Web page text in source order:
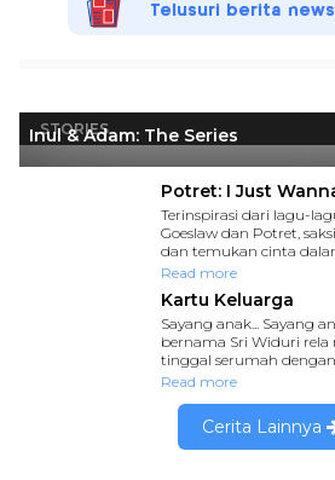
Telusuri berita